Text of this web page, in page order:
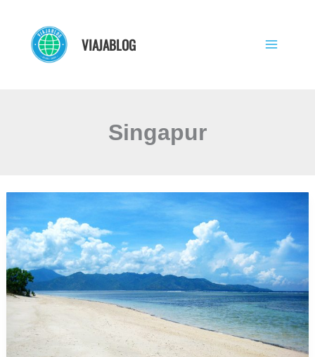
contenido
VIAJABLOG
Singapur